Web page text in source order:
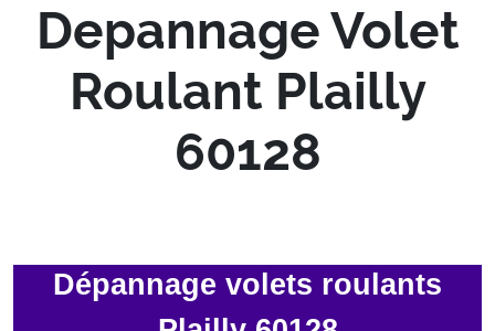
Depannage Volet
Roulant Plailly
60128
Dépannage volets roulants